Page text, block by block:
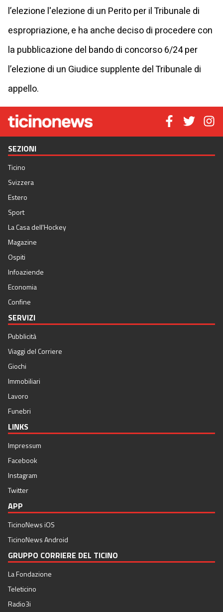
l’elezione l'elezione di un Perito per il Tribunale di
espropriazione, e ha anche deciso di procedere con
la pubblicazione del bando di concorso 6/24 per
l’elezione di un Giudice supplente del Tribunale di
appello.
SEZIONI
Ticino
Svizzera
Estero
Sport
La Casa dell'Hockey
Magazine
Ospiti
Infoaziende
Economia
Confine
SERVIZI
Pubblicità
Viaggi del Corriere
Giochi
Immobiliari
Lavoro
Funebri
LINKS
Impressum
Facebook
Instagram
Twitter
APP
TicinoNews iOS
TicinoNews Android
GRUPPO CORRIERE DEL TICINO
La Fondazione
Teleticino
Radio3i